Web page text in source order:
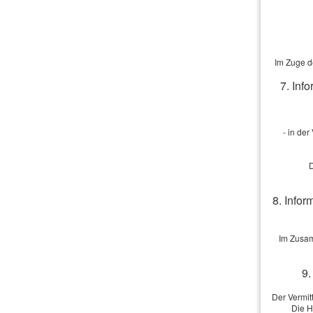
Vergleich
Vorname,
Straße,
Berufliche
Im Zuge
7.
- in der
8.
Im
Der
Die